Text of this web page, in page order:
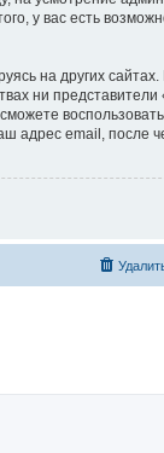
у вас есть
на других
ни
адрес email, после